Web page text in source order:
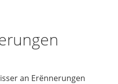
an Erënnerungen